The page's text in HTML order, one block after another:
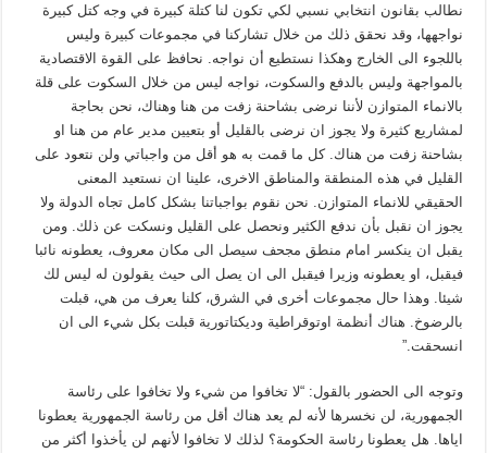
نطالب بقانون انتخابي نسبي لكي تكون لنا كتلة كبيرة في وجه كتل كبيرة
نواجهها، وقد نحقق ذلك من خلال تشاركنا في مجموعات كبيرة وليس
باللجوء الى الخارج وهكذا نستطيع أن نواجه. نحافظ على القوة الاقتصادية
بالمواجهة وليس بالدفع والسكوت، نواجه ليس من خلال السكوت على قلة
بالانماء المتوازن لأننا نرضى بشاحنة زفت من هنا وهناك، نحن بحاجة
لمشاريع كثيرة ولا يجوز ان نرضى بالقليل أو بتعيين مدير عام من هنا او
بشاحنة زفت من هناك. كل ما قمت به هو أقل من واجباتي ولن نتعود على
القليل في هذه المنطقة والمناطق الاخرى، علينا ان نستعيد المعنى
الحقيقي للانماء المتوازن. نحن نقوم بواجباتنا بشكل كامل تجاه الدولة ولا
يجوز ان نقبل بأن ندفع الكثير ونحصل على القليل ونسكت عن ذلك. ومن
يقبل ان ينكسر امام منطق مجحف سيصل الى مكان معروف، يعطونه نائبا
فيقبل، او يعطونه وزيرا فيقبل الى ان يصل الى حيث يقولون له ليس لك
شيئا. وهذا حال مجموعات أخرى في الشرق، كلنا يعرف من هي، قبلت
بالرضوخ. هناك أنظمة اوتوقراطية وديكتاتورية قبلت بكل شيء الى ان
انسحقت.”
وتوجه الى الحضور بالقول: “لا تخافوا من شيء ولا تخافوا على رئاسة
الجمهورية، لن نخسرها لأنه لم يعد هناك أقل من رئاسة الجمهورية يعطونا
اياها. هل يعطونا رئاسة الحكومة؟ لذلك لا تخافوا لأنهم لن يأخذوا أكثر من